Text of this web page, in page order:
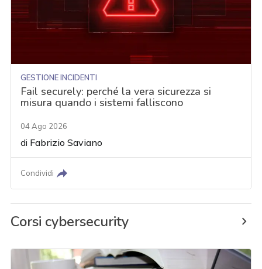
GESTIONE INCIDENTI
Fail securely: perché la vera sicurezza si
misura quando i sistemi falliscono
04 Ago 2026
di Fabrizio Saviano
Condividi
Corsi cybersecurity